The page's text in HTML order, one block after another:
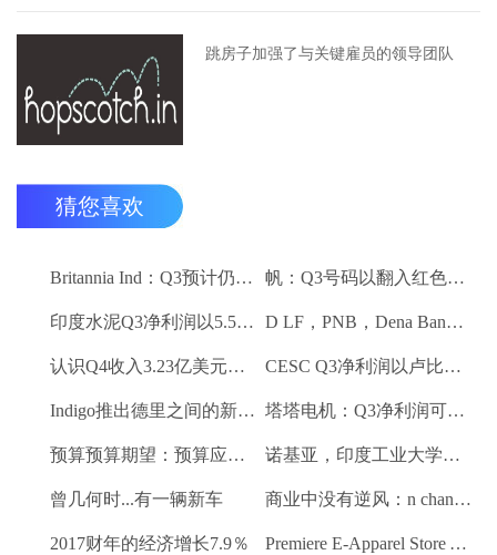
跳房子加强了与关键雇员的领导团队
猜您喜欢
Britannia Ind：Q3预计仍然保持强劲 帆：Q3号码以翻入红色领域
印度水泥Q3净利润以5.5卢比;销量下降10.3％ D LF，PNB，Dena Bank达到52周低
认识Q4收入3.23亿美元VS $ 3.18 BN（QOQ） CESC Q3净利润以卢比。112亿卢比
Indigo推出德里之间的新航班到昌迪加尔和斋浦尔到浦那路线 塔塔电机：Q3净利润可能会落下
预算预算期望：预算应该有一些有利的改革电子商务 诺基亚，印度工业大学研究所 - 马德拉斯促进印度农村的宽带连接
曾几何时...有一辆新车 商业中没有逆风：n chandrasekaran，tcs
2017财年的经济增长7.9％ Premiere E-Apparel Store Yellowfashion.in Forays进入Srilanka